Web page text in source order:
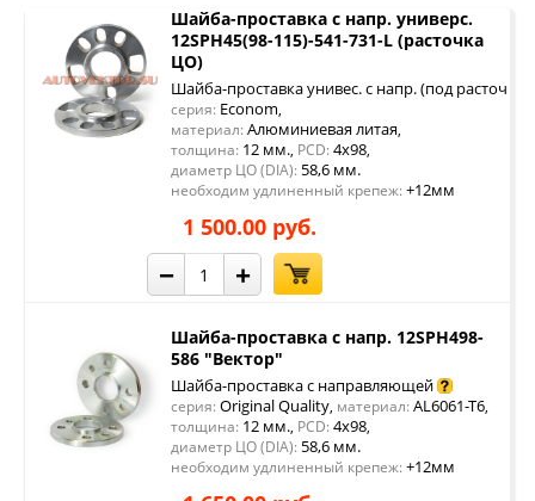
Шайба-проставка с напр. универс.
12SPH45(98-115)-541-731-L (расточка
ЦО)
Шайба-проставка унивес. с напр. (под расточку
серия: Econom,
материал: Алюминиевая литая,
толщина: 12 мм., PCD: 4x98,
диаметр ЦО (DIA): 58,6 мм.
необходим удлиненный крепеж: +12мм
1 500.00 руб.
− +
Шайба-проставка с напр. 12SPH498-
586 "Вектор"
Шайба-проставка с направляющей
серия: Original Quality, материал: AL6061-T6,
толщина: 12 мм., PCD: 4x98,
диаметр ЦО (DIA): 58,6 мм.
необходим удлиненный крепеж: +12мм